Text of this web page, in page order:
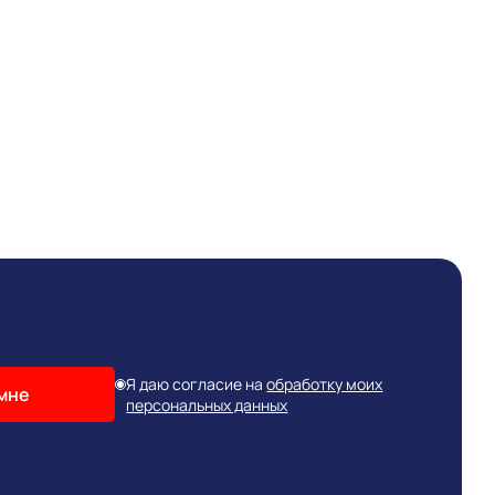
Я даю согласие на обработку моих
персональных данных